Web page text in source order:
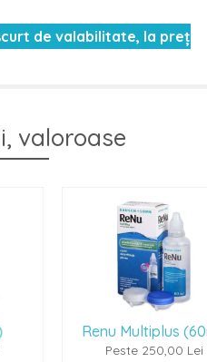
de valabilitate, la preț
valoroase
Renu Multiplus (60ml)
Peste 250,00 Lei